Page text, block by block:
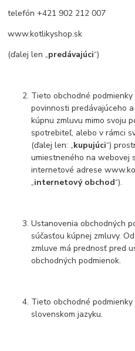
telefón +421 902 212 007
www.kotlikyshop.sk
(ďalej len „predávajúci“)
Tieto obchodné
povinnosti predávajúceho
kúpnu zmluvu mimo svoju
spotrebiteľ, alebo v rámci
(ďalej len: „kupujúci“)
umiestneného na webovej
internetové adrese
„internetový obchod“).
Ustanovenia obchodných
súčasťou kúpnej zmluvy.
zmluve má prednosť pred
obchodných podmienok.
Tieto obchodné
slovenskom jazyku.